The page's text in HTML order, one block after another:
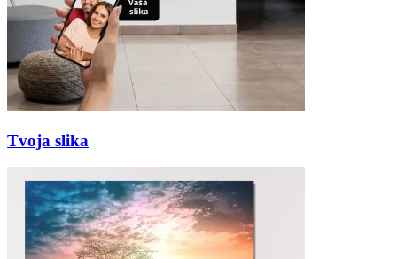
Tvoja slika